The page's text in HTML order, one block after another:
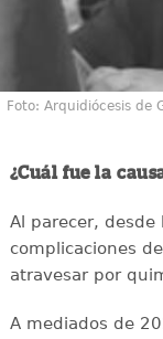
Foto: Arquidiócesis de
¿Cuál fue la
Al parecer, desde
complicaciones
atravesar por
A mediados de